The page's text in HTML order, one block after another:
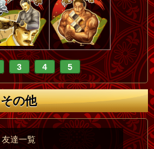
3 4 5
その他
友達一覧